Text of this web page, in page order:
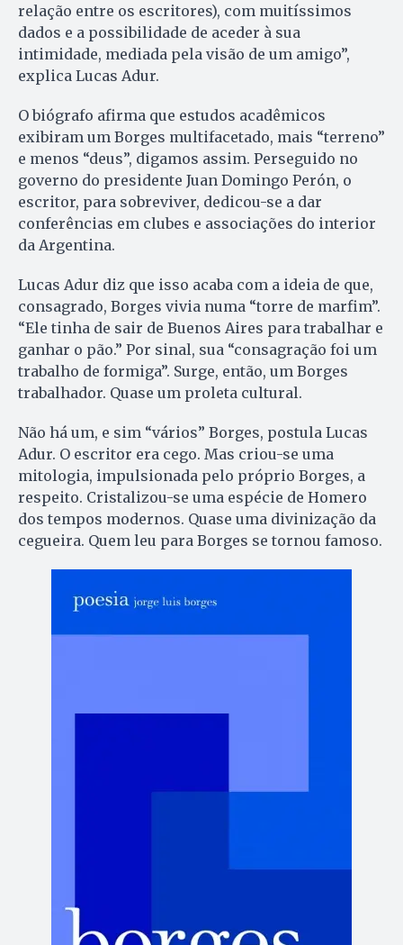
relação entre os escritores), com muitíssimos
dados e a possibilidade de aceder à sua
intimidade, mediada pela visão de um amigo”,
explica Lucas Adur.
O biógrafo afirma que estudos acadêmicos
exibiram um Borges multifacetado, mais “terreno”
e menos “deus”, digamos assim. Perseguido no
governo do presidente Juan Domingo Perón, o
escritor, para sobreviver, dedicou-se a dar
conferências em clubes e associações do interior
da Argentina.
Lucas Adur diz que isso acaba com a ideia de que,
consagrado, Borges vivia numa “torre de marfim”.
“Ele tinha de sair de Buenos Aires para trabalhar e
ganhar o pão.” Por sinal, sua “consagração foi um
trabalho de formiga”. Surge, então, um Borges
trabalhador. Quase um proleta cultural.
Não há um, e sim “vários” Borges, postula Lucas
Adur. O escritor era cego. Mas criou-se uma
mitologia, impulsionada pelo próprio Borges, a
respeito. Cristalizou-se uma espécie de Homero
dos tempos modernos. Quase uma divinização da
cegueira. Quem leu para Borges se tornou famoso.